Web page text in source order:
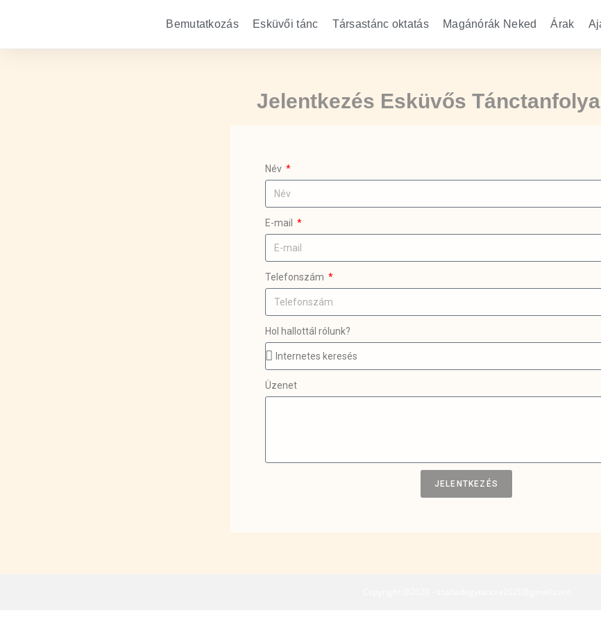
Bemutatkozás Esküvői tánc Társastánc oktatás Magánórák Neked Árak
Jelentkezés Esküvős
Név
E-mail
Telefonszám
Hol hallottál rólunk?
Üzenet
JELENTKEZÉS